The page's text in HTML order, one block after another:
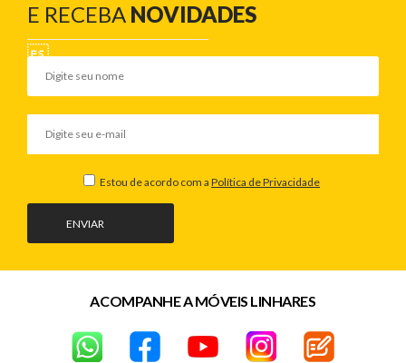
E RECEBA NOVIDADES
ENVIAR
Estou de acordo com a Política de Privacidade
ACOMPANHE A MÓVEIS LINHARES